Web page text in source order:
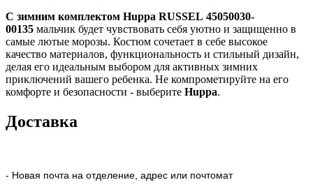
С зимним комплектом Huppa RUSSEL 45050030-
00135 мальчик будет чувствовать себя уютно и защищенно в
самые лютые морозы. Костюм сочетает в себе высокое
качество материалов, функциональность и стильный дизайн,
делая его идеальным выбором для активных зимних
приключений вашего ребенка. Не компрометируйте на его
комфорте и безопасности - выберите Huppa.
Доставка
- Новая почта на отделение, адрес или почтомат